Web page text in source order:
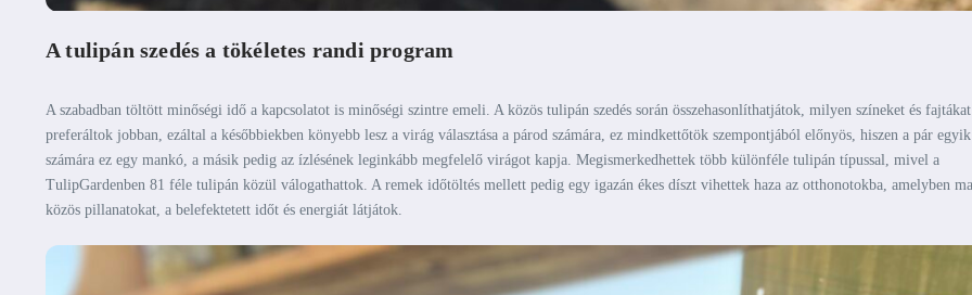
A tulipán szedés a tökéletes randi program
A szabadban töltött minőségi idő a kapcsolatot is minőségi szintre emeli. A közös tulipán szedés során összehasonlíthatjátok, milyen színeket és fajtákat
preferáltok jobban, ezáltal a későbbiekben könyebb lesz a virág választása a párod számára, ez mindkettőtök szempontjából előnyös, hiszen a pár egyik
számára ez egy mankó, a másik pedig az ízlésének leginkább megfelelő virágot kapja. Megismerkedhettek több különféle tulipán típussal, mivel a
TulipGardenben 81 féle tulipán közül válogathattok. A remek időtöltés mellett pedig egy igazán ékes díszt vihettek haza az otthonotokba, amelyben
közös pillanatokat, a belefektetett időt és energiát látjátok.